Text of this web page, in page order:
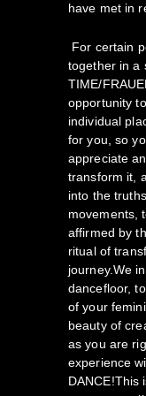
have met in
For certain
together in a
TIME/
opportunity
individual
for you, so
appreciate
transform it,
into the
movements,
affirmed by
ritual of
journey.We
dancefloor,
of your
beauty of
as you are
experience
DANCE!This